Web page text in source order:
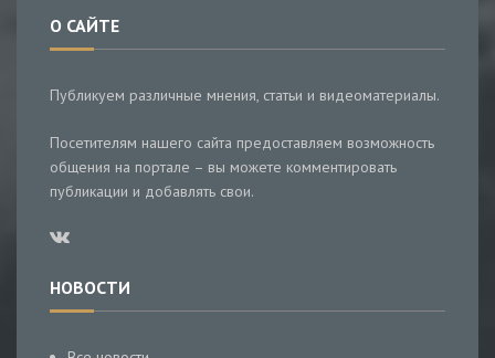
О САЙТЕ
Публикуем различные мнения, статьи и видеоматериалы.
Посетителям нашего сайта предоставляем возможность
общения на портале – вы можете комментировать
публикации и добавлять свои.
НОВОСТИ